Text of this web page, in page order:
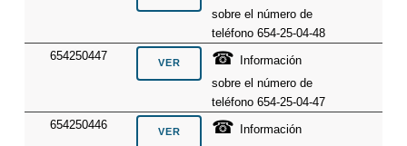
sobre el número de
teléfono 654-25-04-48
654250447
☎
Información
sobre el número de
teléfono 654-25-04-47
654250446
☎
Información